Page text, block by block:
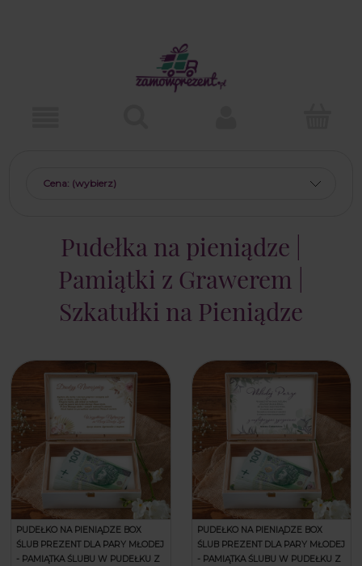
Cena: (wybierz)
Pudełka na pieniądze |
Pamiątki z Grawerem |
Szkatułki na Pieniądze
PUDEŁKO NA PIENIĄDZE BOX
ŚLUB PREZENT DLA PARY MŁODEJ
- PAMIĄTKA ŚLUBU W PUDEŁKU Z
PUDEŁKO NA PIENIĄDZE BOX
ŚLUB PREZENT DLA PARY MŁODEJ
- PAMIĄTKA ŚLUBU W PUDEŁKU Z